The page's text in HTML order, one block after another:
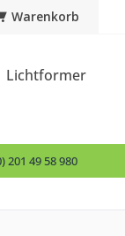
Warenkorb
Lichtformer
201 49 58 980